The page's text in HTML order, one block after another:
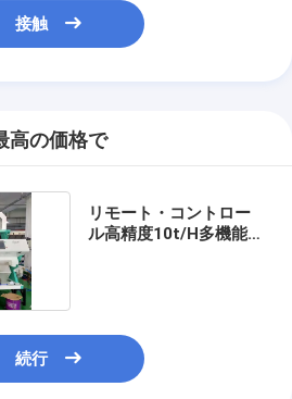
接触
高の価格で
リモート・コントロー
ル高精度10t/H多機能
続行